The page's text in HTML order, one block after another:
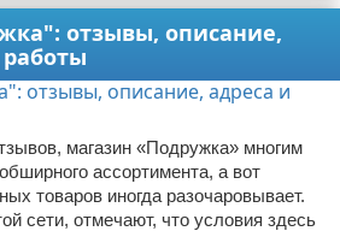
отзывы, описание,
магазин «Подружка» многим
ассортимента, а вот
товаров иногда разочаровывает.
сети, отмечают, что условия здесь